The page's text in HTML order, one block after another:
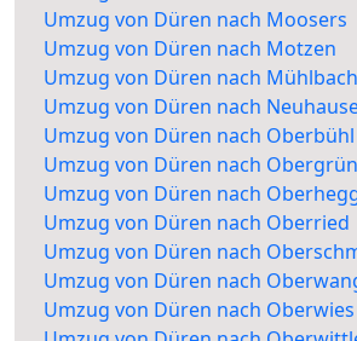
Umzug von Düren nach Moosers
Umzug von Düren nach Motzen
Umzug von Düren nach Mühlbach
Umzug von Düren nach
Umzug von Düren nach Oberbühl
Umzug von Düren nach
Umzug von Düren nach
Umzug von Düren nach Oberried
Umzug von Düren nach
Umzug von Düren nach
Umzug von Düren nach Oberwies